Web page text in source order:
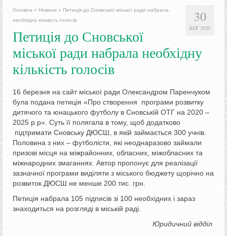
30
БЕР 2020
Головна » Новини » Петиція до Сновської міської ради набрала
необхідну кількість голосів
Петиція до Сновської
міської ради набрала необхідну
кількість голосів
16 березня на сайт міської ради Олександром Паренчуком
була подана петиція «Про створення програми розвитку
дитячого та юнацького футболу в Сновській ОТГ на 2020 –
2025 р.р». Суть її полягала в тому, щоб додатково
підтримати Сновську ДЮСШ, в якій займається 300 учнів.
Половина з них – футболісти, які неоднаразово займали
призові місця на міжрайонних, обласних, міжобласних та
міжнародних змаганнях. Автор пропонує для реалізації
зазначної програми виділяти з міського бюджету щорічно на
розвиток ДЮСШ не менше 200 тис. грн.
Петиція набрала 105 підписів зі 100 необхідних і зараз
знаходиться на розгляді в міській раді.
Юридичний відділ